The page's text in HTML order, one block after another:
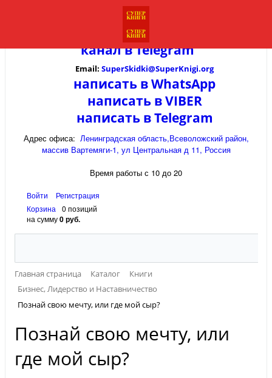
канал вTelegram
Email: SuperSkidki@SuperKnigi.org
написать в WhatsApp
написать в VIBER
написать в Telegram
Адрес офиса: Ленинградская область,Всеволожский район,
массив Вартемяги-1, ул Центральная д 11, Россия
Время работы с 10 до 20
Войти
Регистрация
Корзина
0 позиций
на сумму0 руб.
Главная страница Каталог
Книги
Бизнес, Лидерство и Наставничество
Познай свою мечту, или где мой сыр?
Познай свою мечту, или
где мой сыр?